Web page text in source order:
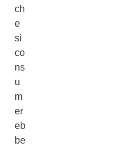
ch
e
si
co
ns
u
m
er
eb
be